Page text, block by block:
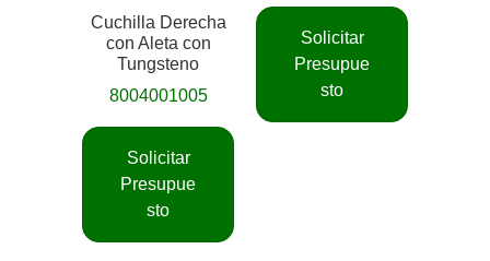
Cuchilla Derecha
con Aleta con
Tungsteno
8004001005
Solicitar
Presupue
sto
Solicitar
Presupue
sto